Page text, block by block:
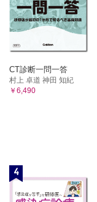
CT診断一問一答
村上 卓道 神田 知紀
￥6,490
4